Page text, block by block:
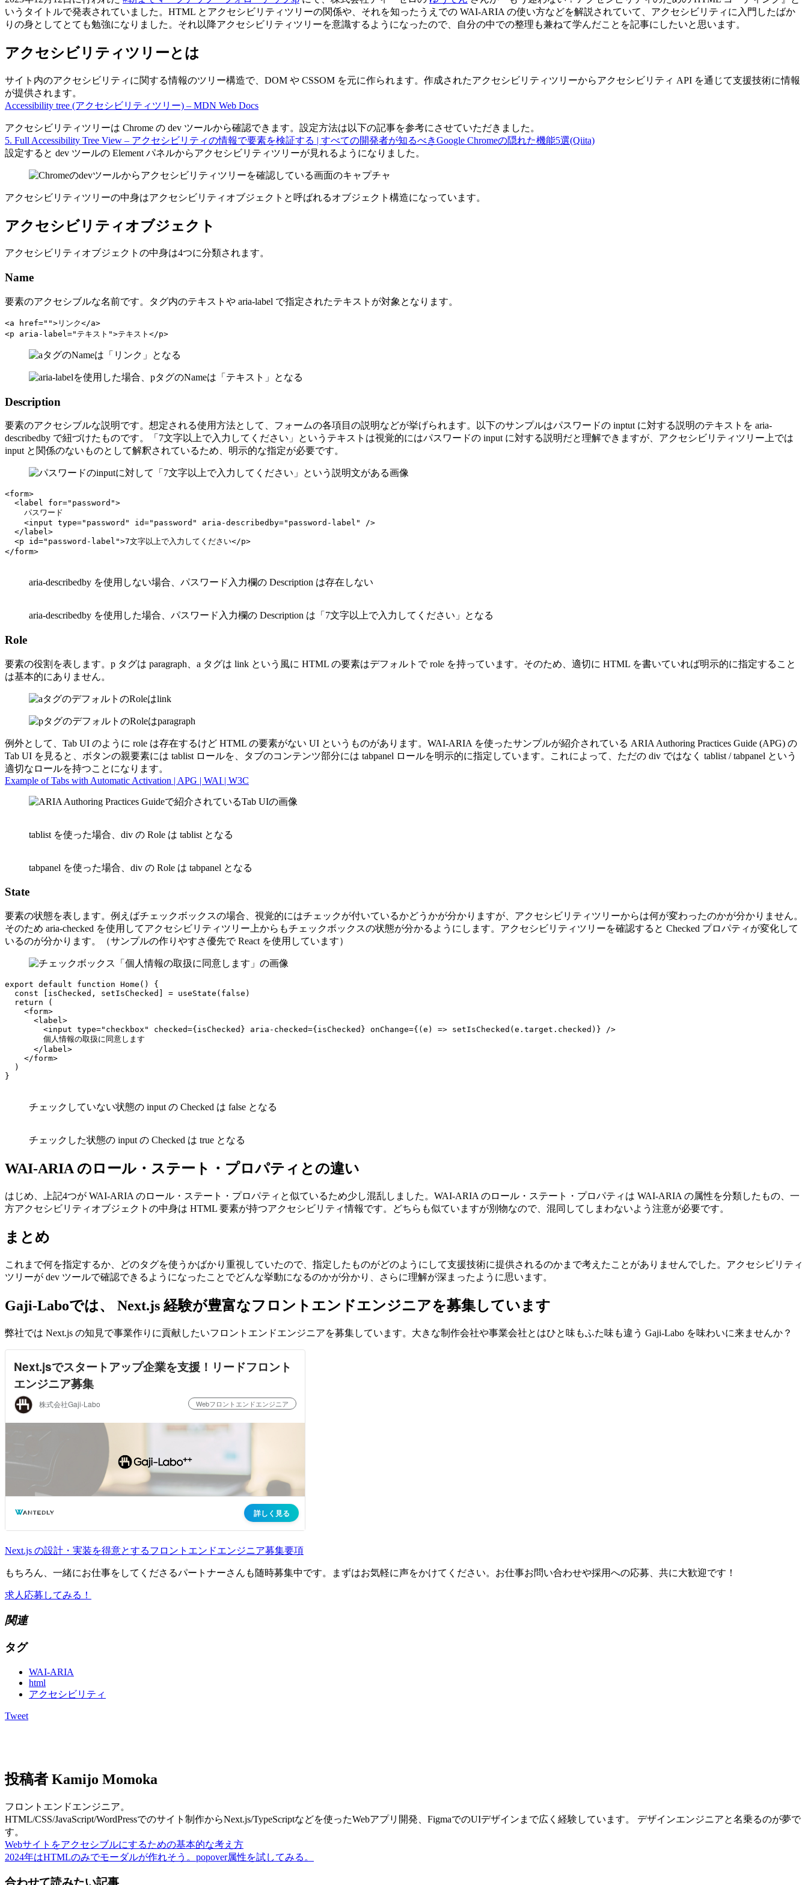
いうタイトルで発表されていました。HTML とアクセシビリティツリーの関係や、それを知ったうえでの WAI-ARIA の使い方などを解説されていて、アクセシビリティに入門したばか
りの身としてとても勉強になりました。それ以降アクセシビリティツリーを意識するようになったので、自分の中での整理も兼ねて学んだことを記事にしたいと思います。
アクセシビリティツリーとは
サイト内のアクセシビリティに関する情報のツリー構造で、DOM や CSSOM を元に作られます。作成されたアクセシビリティツリーからアクセシビリティ API を通じて支援技術に情報
が提供されます。
Accessibility tree (アクセシビリティツリー) – MDN Web Docs
アクセシビリティツリーは Chrome の dev ツールから確認できます。設定方法は以下の記事を参考にさせていただきました。
5. Full Accessibility Tree View – アクセシビリティの情報で要素を検証する | すべての開発者が知るべきGoogle Chromeの隠れた機能5選(Qiita)
設定すると dev ツールの Element パネルからアクセシビリティツリーが見れるようになりました。
アクセシビリティツリーの中身はアクセシビリティオブジェクトと呼ばれるオブジェクト構造になっています。
アクセシビリティオブジェクト
アクセシビリティオブジェクトの中身は4つに分類されます。
Name
要素のアクセシブルな名前です。タグ内のテキストや aria-label で指定されたテキストが対象となります。
<a href="">リンク</a>
<p aria-label="テキスト">テキスト</p>
Description
要素のアクセシブルな説明です。想定される使用方法として、フォームの各項目の説明などが挙げられます。以下のサンプルはパスワードの inptut に対する説明のテキストを aria-
describedby で紐づけたものです。「7文字以上で入力してください」というテキストは視覚的にはパスワードの input に対する説明だと理解できますが、アクセシビリティツリー上では
input と関係のないものとして解釈されているため、明示的な指定が必要です。
<form>
  <label for="password">
    パスワード
    <input type="password" id="password" aria-describedby="password-label" />
  </label>
  <p id="password-label">7文字以上で入力してください</p>
</form>
aria-describedby を使用しない場合、パスワード入力欄の Description は存在しない
aria-describedby を使用した場合、パスワード入力欄の Description は「7文字以上で入力してください」となる
Role
要素の役割を表します。p タグは paragraph、a タグは link という風に HTML の要素はデフォルトで role を持っています。そのため、適切に HTML を書いていれば明示的に指定すること
は基本的にありません。
例外として、Tab UI のように role は存在するけど HTML の要素がない UI というものがあります。WAI-ARIA を使ったサンプルが紹介されている ARIA Authoring Practices Guide (APG) の
Tab UI を見ると、ボタンの親要素には tablist ロールを、タブのコンテンツ部分には tabpanel ロールを明示的に指定しています。これによって、ただの div ではなく tablist / tabpanel という
適切なロールを持つことになります。
Example of Tabs with Automatic Activation | APG | WAI | W3C
tablist を使った場合、div の Role は tablist となる
tabpanel を使った場合、div の Role は tabpanel となる
State
要素の状態を表します。例えばチェックボックスの場合、視覚的にはチェックが付いているかどうかが分かりますが、アクセシビリティツリーからは何が変わったのかが分かりません。
そのため aria-checked を使用してアクセシビリティツリー上からもチェックボックスの状態が分かるようにします。アクセシビリティツリーを確認すると Checked プロパティが変化して
いるのが分かります。（サンプルの作りやすさ優先で React を使用しています）
export default function Home() {
  const [isChecked, setIsChecked] = useState(false)
  return (
    <form>
      <label>
        <input type="checkbox" checked={isChecked} aria-checked={isChecked} onChange={(e) => setIsChecked(e.target.checked)} />
        個人情報の取扱に同意します
      </label>
    </form>
  )
}
チェックしていない状態の input の Checked は false となる
チェックした状態の input の Checked は true となる
WAI-ARIA のロール・ステート・プロパティとの違い
はじめ、上記4つが WAI-ARIA のロール・ステート・プロパティと似ているため少し混乱しました。WAI-ARIA のロール・ステート・プロパティは WAI-ARIA の属性を分類したもの、一
方アクセシビリティオブジェクトの中身は HTML 要素が持つアクセシビリティ情報です。どちらも似ていますが別物なので、混同してしまわないよう注意が必要です。
まとめ
これまで何を指定するか、どのタグを使うかばかり重視していたので、指定したものがどのようにして支援技術に提供されるのかまで考えたことがありませんでした。アクセシビリティ
ツリーが dev ツールで確認できるようになったことでどんな挙動になるのかが分かり、さらに理解が深まったように思います。
Gaji-Laboでは、 Next.js 経験が豊富なフロントエンドエンジニアを募集しています
弊社では Next.js の知見で事業作りに貢献したいフロントエンドエンジニアを募集しています。大きな制作会社や事業会社とはひと味もふた味も違う Gaji-Labo を味わいに来ませんか？
Next.js の設計・実装を得意とするフロントエンドエンジニア募集要項
もちろん、一緒にお仕事をしてくださるパートナーさんも随時募集中です。まずはお気軽に声をかけてください。お仕事お問い合わせや採用への応募、共に大歓迎です！
求人応募してみる！
関連
タグ
WAI-ARIA
html
アクセシビリティ
Tweet
投稿者 Kamijo Momoka
フロントエンドエンジニア。
HTML/CSS/JavaScript/WordPressでのサイト制作からNext.js/TypeScriptなどを使ったWebアプリ開発、FigmaでのUIデザインまで広く経験しています。 デザインエンジニアと名乗るのが夢で
す。
Webサイトをアクセシブルにするための基本的な考え方
2024年はHTMLのみでモーダルが作れそう。popover属性を試してみる。